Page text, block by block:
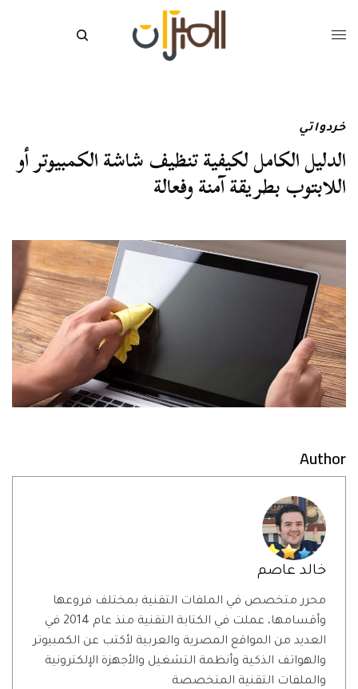
خردواتي
الدليل الكامل لكيفية تنظيف شاشة الكمبيوتر أو
اللابتوب بطريقة آمنة وفعالة
Author
خالد عاصم
محرر متخصص في الملفات التقنية بمختلف فروعها
وأقسامها، عملت في الكتابة التقنية منذ عام 2014 في
العديد من المواقع المصرية والعربية لأكتب عن الكمبيوتر
والهواتف الذكية وأنظمة التشغيل والأجهزة الإلكترونية
والملفات التقنية المتخصصة